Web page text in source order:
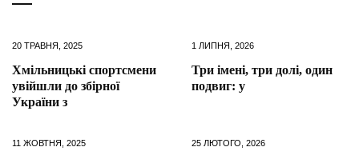
20 ТРАВНЯ, 2025
Хмільницькі спортсмени
увійшли до збірної
України з
1 ЛИПНЯ, 2026
Три імені, три долі, один
подвиг: у
11 ЖОВТНЯ, 2025 25 ЛЮТОГО, 2026